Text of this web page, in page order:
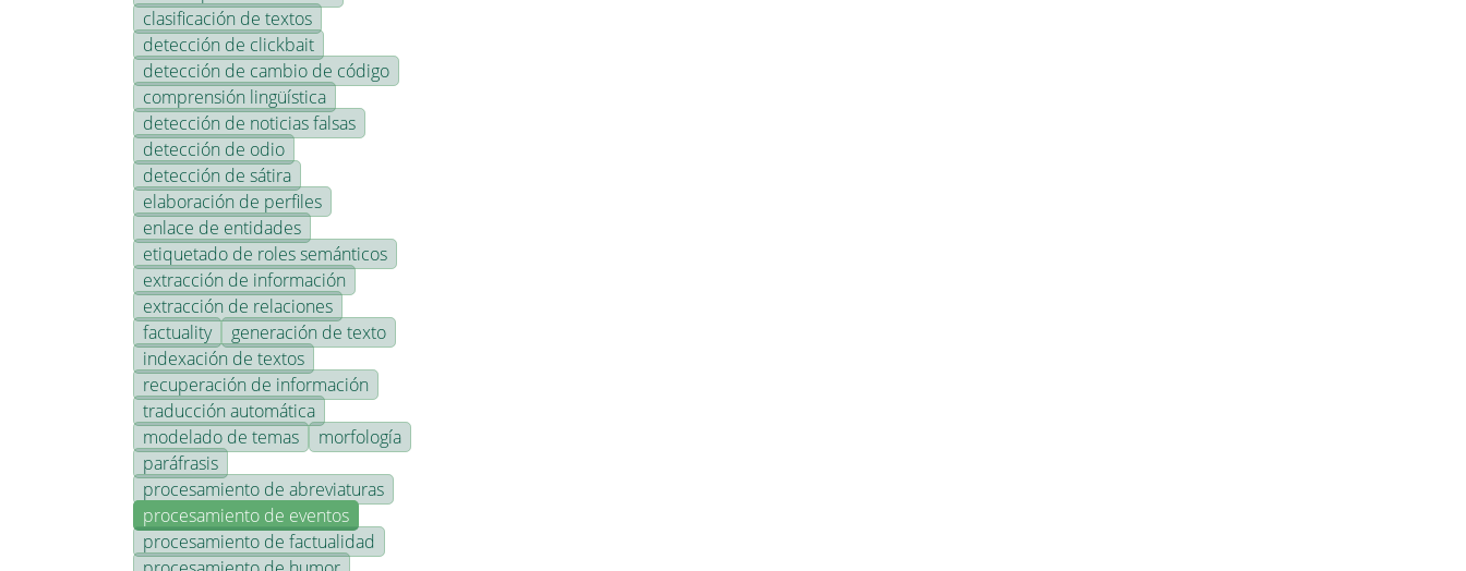
clasificación de textos
detección de clickbait
detección de cambio de código
comprensión lingüística
detección de noticias falsas
detección de odio
detección de sátira
elaboración de perfiles
enlace de entidades
etiquetado de roles semánticos
extracción de información
extracción de relaciones
factuality
generación de texto
indexación de textos
recuperación de información
traducción automática
modelado de temas
morfología
paráfrasis
procesamiento de abreviaturas
procesamiento de eventos
procesamiento de factualidad